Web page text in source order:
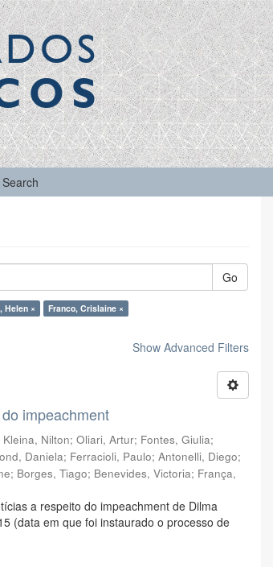
Search
Go
Helen ×
Franco, Crislaine ×
Show Advanced Filters
impeachment
Kleina, Nilton;Oliari, Artur; Fontes, Giulia;
Daniela; Ferracioli, Paulo;Antonelli, Diego;
; Borges, Tiago; Benevides, Victoria; França,
a respeito do impeachment de Dilma
(data em que foi instaurado o processo de